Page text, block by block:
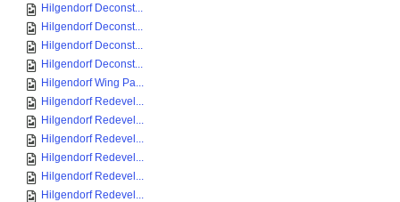
Hilgendorf Deconst...
Hilgendorf Deconst...
Hilgendorf Deconst...
Hilgendorf Deconst...
Hilgendorf Wing Pa...
Hilgendorf Redevel...
Hilgendorf Redevel...
Hilgendorf Redevel...
Hilgendorf Redevel...
Hilgendorf Redevel...
Hilgendorf Redevel...